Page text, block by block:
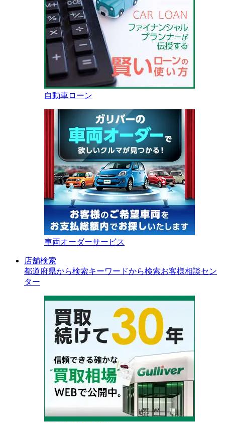
自動車ローン
車両オーダーサービス
店舗検索
都道府県から検索キーワードから検索お客様相談セン
ター